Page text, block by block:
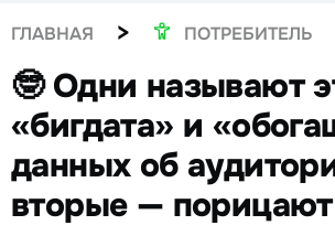
ГЛАВНАЯ > ПОТРЕБИТЕЛЬ
🤓 Одни называют
«бигдата» и
данных об
вторые —